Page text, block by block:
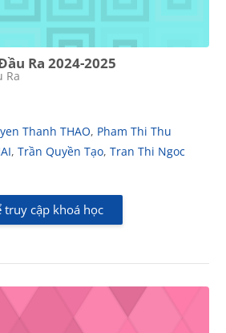
Ra 2024-2025
Ra
Thanh THAO, Pham Thi Thu
, Trần Quyền Tạo, Tran Thi Ngoc
truy cập khoá học